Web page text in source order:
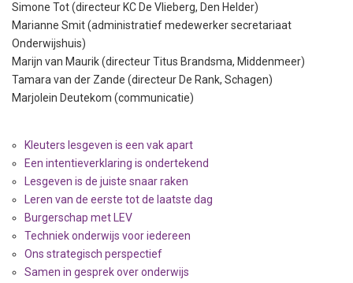
Simone Tot (directeur KC De Vlieberg, Den Helder)
Marianne Smit (administratief medewerker secretariaat
Onderwijshuis)
Marijn van Maurik (directeur Titus Brandsma, Middenmeer)
Tamara van der Zande (directeur De Rank, Schagen)
Marjolein Deutekom (communicatie)
Kleuters lesgeven is een vak apart
Een intentieverklaring is ondertekend
Lesgeven is de juiste snaar raken
Leren van de eerste tot de laatste dag
Burgerschap met LEV
Techniek onderwijs voor iedereen
Ons strategisch perspectief
Samen in gesprek over onderwijs